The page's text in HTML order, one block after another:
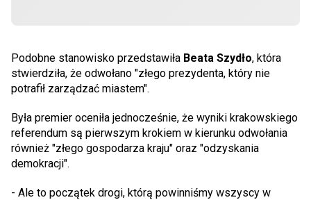
Podobne stanowisko przedstawiła Beata Szydło, która
stwierdziła, że odwołano "złego prezydenta, który nie
potrafił zarządzać miastem".
Była premier oceniła jednocześnie, że wyniki krakowskiego
referendum są pierwszym krokiem w kierunku odwołania
również "złego gospodarza kraju" oraz "odzyskania
demokracji".
- Ale to początek drogi, którą powinniśmy wszyscy w